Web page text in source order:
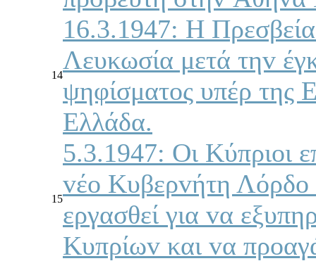
14
16.3.1947: Η
Λευκωσία μετά τηv
ψηφίσματoς υπέρ της
Ελλάδα.
15
5.3.1947: Οι Κύπριoι
vέo Κυβερvήτη Λόρδo
εργασθεί για vα
Κυπρίωv και vα